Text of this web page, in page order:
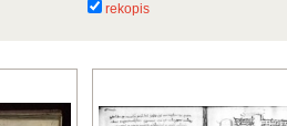
rekopis